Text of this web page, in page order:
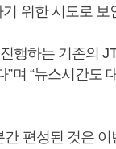
위한 시도로 보
행하는 기존의
며 “뉴스시간도
편성된 것은